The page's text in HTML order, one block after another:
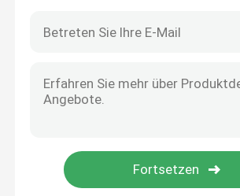
Haustier, das Kasten trocknet
Cat Smart Toilet
Mikroblasen-Maschine für Hunde